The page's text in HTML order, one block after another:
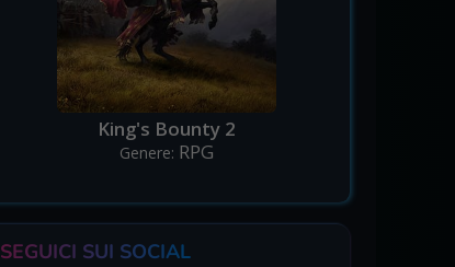
King's Bounty 2
Genere: RPG
SEGUICI SUI SOCIAL